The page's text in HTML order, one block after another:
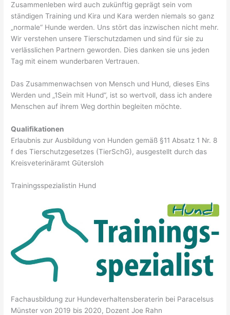
Zusammenleben wird auch zukünftig geprägt sein vom
ständigen Training und Kira und Kara werden niemals so ganz
„normale“ Hunde werden. Uns stört das inzwischen nicht mehr.
Wir verstehen unsere Tierschutzdamen und sind für sie zu
verlässlichen Partnern geworden. Dies danken sie uns jeden
Tag mit einem wunderbaren Vertrauen.
Das Zusammenwachsen von Mensch und Hund, dieses Eins
Werden und „1Sein mit Hund“, ist so wertvoll, dass ich andere
Menschen auf ihrem Weg dorthin begleiten möchte.
Qualifikationen
Erlaubnis zur Ausbildung von Hunden gemäß §11 Absatz 1 Nr. 8
f des Tierschutzgesetzes (TierSchG), ausgestellt durch das
Kreisveterinäramt Gütersloh
Trainingsspezialistin Hund
Fachausbildung zur Hundeverhaltensberaterin bei Paracelsus
Münster von 2019 bis 2020, Dozent Joe Rahn